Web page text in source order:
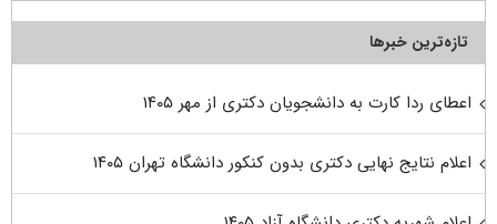
تازه‌ترین خبرها
اعطای ردا کارت به دانشجویان دکتری از مهر ۱۴۰۵
اعلام نتایج نهایی دکتری بدون کنکور دانشگاه تهران ۱۴۰۵